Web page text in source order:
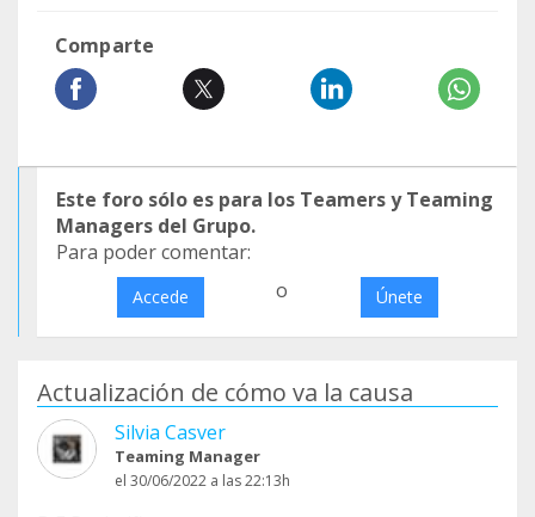
Comparte
Este foro sólo es para los Teamers y Teaming
Managers del Grupo.
Para poder comentar:
Accede o Únete
Actualización de cómo va la causa
Silvia Casver
Teaming Manager
el 30/06/2022 a las 22:13h